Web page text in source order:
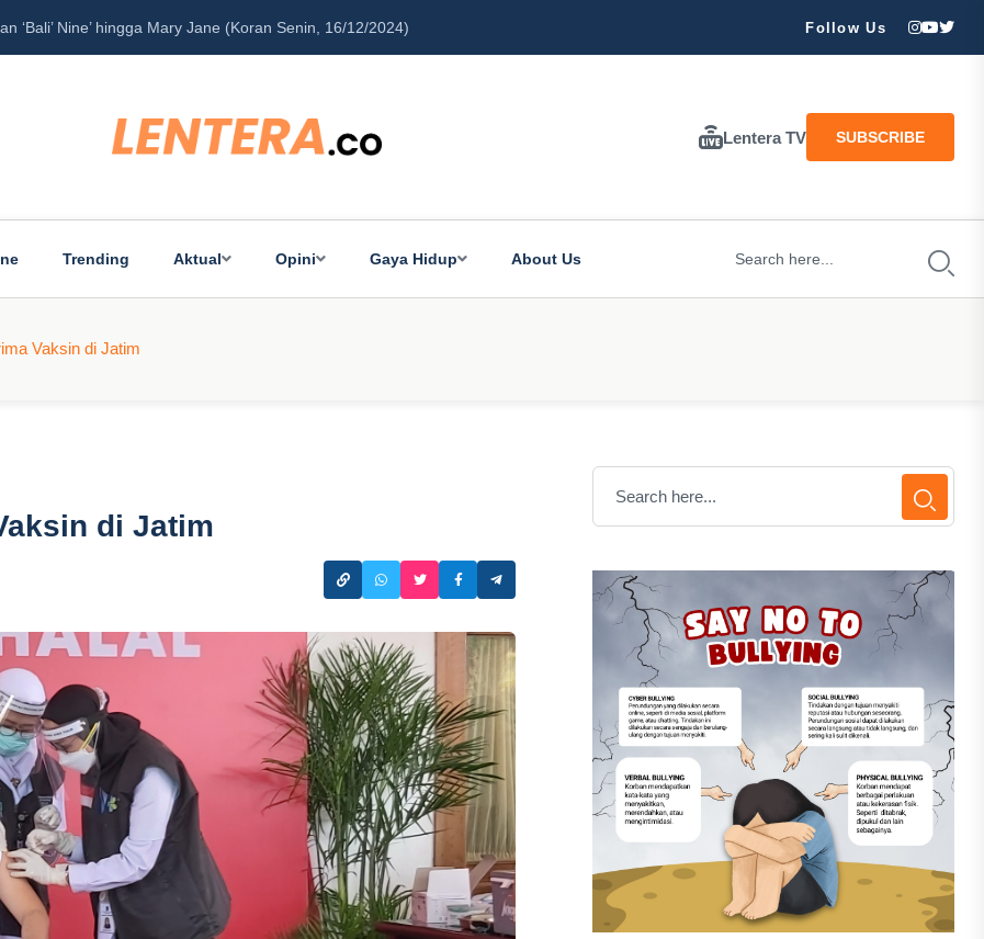
‘Bali’ Nine’ hingga Mary Jane (Koran Senin, 16/12/2024) Follow Us
Lentera TV SUBSCRIBE
Trending Aktual Opini Gaya Hidup About Us
Vaksin di Jatim
di Jatim